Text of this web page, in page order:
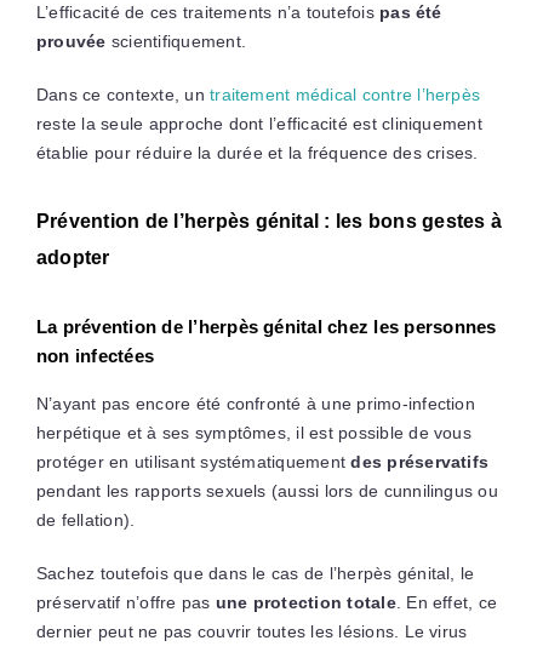
L’efficacité de ces traitements n’a toutefois pas été
prouvée scientifiquement.
Dans ce contexte, untraitement médical contre l’herpès
reste la seule approche dont l’efficacité est cliniquement
établie pour réduire la durée et la fréquence des crises.
Prévention de l’herpès génital : les bons gestes à
adopter
La prévention de l’herpès génital chez les personnes
non infectées
N’ayant pas encore été confronté à une primo-infection
herpétique et à ses symptômes, il est possible de vous
protéger en utilisant systématiquement des préservatifs
pendant les rapports sexuels (aussi lors de cunnilingus ou
de fellation).
Sachez toutefois que dans le cas de l’herpès génital, le
préservatif n’offre pas une protection totale. En effet, ce
dernier peut ne pas couvrir toutes les lésions. Le virus